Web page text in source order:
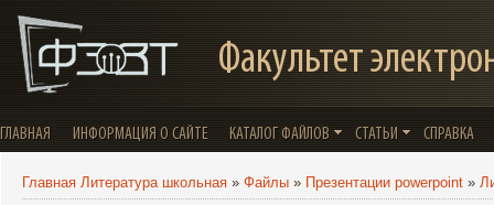
Факультет
ГЛАВНАЯ ИНФОРМАЦИЯ О САЙТЕ КАТАЛОГ ФАЙЛОВ СТАТЬИ СПРАВКА
Главная Литература школьная » Файлы » Презентации powerpoint »